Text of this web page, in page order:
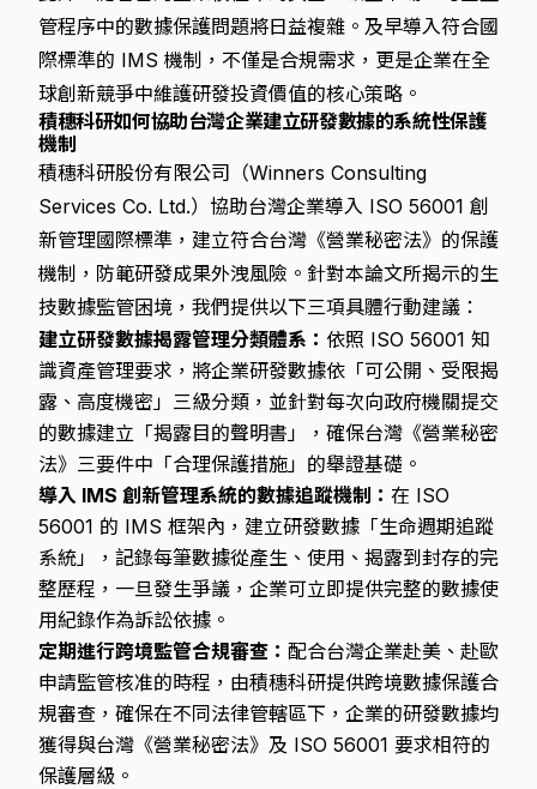
管程序中的數據保護問題將日益複雜。及早導入符合國
際標準的 IMS 機制，不僅是合規需求，更是企業在全
球創新競爭中維護研發投資價值的核心策略。
積穗科研如何協助台灣企業建立研發數據的系統性保護
機制
積穗科研股份有限公司（Winners Consulting
Services Co. Ltd.）協助台灣企業導入 ISO 56001 創
新管理國際標準，建立符合台灣《營業秘密法》的保護
機制，防範研發成果外洩風險。針對本論文所揭示的生
技數據監管困境，我們提供以下三項具體行動建議：
建立研發數據揭露管理分類體系： 依照 ISO 56001 知
識資產管理要求，將企業研發數據依「可公開、受限揭
露、高度機密」三級分類，並針對每次向政府機關提交
的數據建立「揭露目的聲明書」，確保台灣《營業秘密
法》三要件中「合理保護措施」的舉證基礎。
導入 IMS 創新管理系統的數據追蹤機制： 在 ISO
56001 的 IMS 框架內，建立研發數據「生命週期追蹤
系統」，記錄每筆數據從產生、使用、揭露到封存的完
整歷程，一旦發生爭議，企業可立即提供完整的數據使
用紀錄作為訴訟依據。
定期進行跨境監管合規審查： 配合台灣企業赴美、赴歐
申請監管核准的時程，由積穗科研提供跨境數據保護合
規審查，確保在不同法律管轄區下，企業的研發數據均
獲得與台灣《營業秘密法》及 ISO 56001 要求相符的
保護層級。